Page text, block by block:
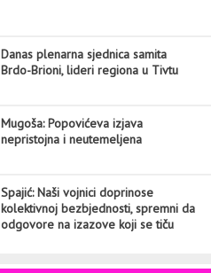
Danas plenarna sjednica samita
Brdo-Brioni, lideri regiona u Tivtu
Mugoša: Popovićeva izjava
nepristojna i neutemeljena
Spajić: Naši vojnici doprinose
kolektivnoj bezbjednosti, spremni da
odgovore na izazove koji se tiču